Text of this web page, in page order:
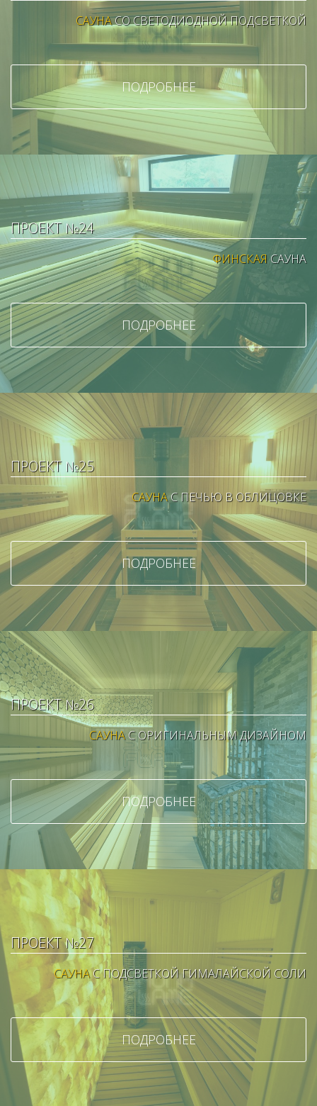
САУНАСО СВЕТОДИОДНОЙ ПОДСВЕТКОЙ
ПОДРОБНЕЕ
ПРОЕКТ №24
ФИНСКАЯСАУНА
ПОДРОБНЕЕ
ПРОЕКТ №25
САУНАС ПЕЧЬЮ В ОБЛИЦОВКЕ
ПОДРОБНЕЕ
ПРОЕКТ №26
САУНАС ОРИГИНАЛЬНЫМ ДИЗАЙНОМ
ПОДРОБНЕЕ
ПРОЕКТ №27
САУНАС ПОДСВЕТКОЙ ГИМАЛАЙСКОЙ СОЛИ
ПОДРОБНЕЕ